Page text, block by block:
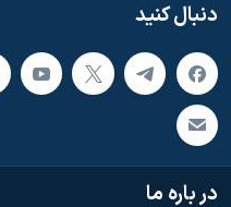
دنبال کنید
در باره ما